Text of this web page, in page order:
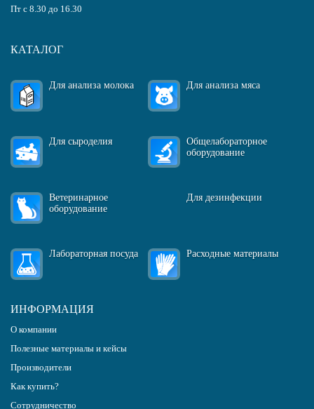
Пт с 8.30 до 16.30
КАТАЛОГ
Для анализа молока Для анализа мяса
Для сыроделия
Общелабораторное
оборудование
Ветеринарное
оборудование
Для дезинфекции
Лабораторная посуда Расходные материалы
ИНФОРМАЦИЯ
О компании
Полезные материалы и кейсы
Производители
Как купить?
Сотрудничество